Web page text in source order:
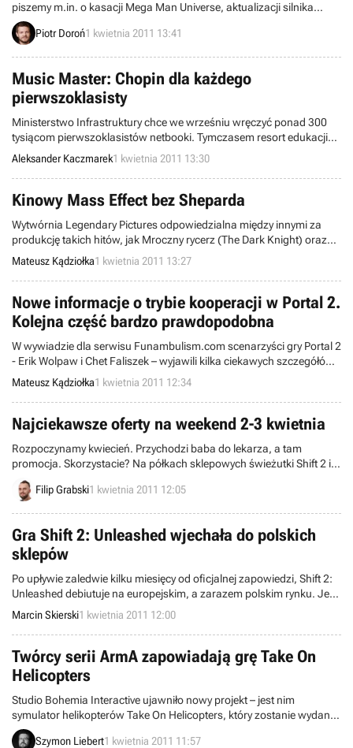
piszemy m.in. o kasacji Mega Man Universe, aktualizacji silnika
graficznego Age of Conan, eksploracji w Batman: Arkham City, a
także nowej wersji bestsellerowego Minecrafta. Zapraszamy do
Piotr Doroń1 kwietnia 2011 13:41
Music Master: Chopin dla każdego
pierwszoklasisty
Ministerstwo Infrastruktury chce we wrześniu wręczyć ponad 300
tysiącom pierwszoklasistów netbooki. Tymczasem resort edukacji
głowi się nad tym, jakie oprogramowanie preinstalować na
urządzeniach. Duże szanse ma ubiegłoroczna produkcja studia
Bloober Team. Gra Music Master: Chopin może pomóc uczniom w
rozwoju zdolności muzycznych, a także pogłębieniu wiedzy ogólnej.
Aleksander Kaczmarek1 kwietnia 2011 13:30
Kinowy Mass Effect bez Sheparda
Wytwórnia Legendary Pictures odpowiedzialna między innymi za
produkcję takich hitów, jak Mroczny rycerz (The Dark Knight) oraz
300, ujawniła dzisiaj kilka ciekawych szczegółów dotyczących
ekranizacji serii gier Mass Effect, autorstwa firmy BioWare.
Ciekawostką jest, że w filmie najprawdopodobniej nie ujrzymy
Sheparda.
Mateusz Kądziołka1 kwietnia 2011 13:27
Nowe informacje o trybie kooperacji w Portal 2.
Kolejna część bardzo prawdopodobna
W wywiadzie dla serwisu Funambulism.com scenarzyści gry Portal 2
- Erik Wolpaw i Chet Faliszek – wyjawili kilka ciekawych szczegółów
dotyczących trybu współpracy w nadchodzącej grze studia Valve.
Oprócz tego, z rozmowy można wywnioskować, że powstanie
trzeciej część przygód Chell jest niemal pewne.
Mateusz Kądziołka1 kwietnia 2011 12:34
Najciekawsze oferty na weekend 2-3 kwietnia
Rozpoczynamy kwiecień. Przychodzi baba do lekarza, a tam
promocja. Skorzystacie? Na półkach sklepowych świeżutki Shift 2 i
kilkanaście innych ciekawych propozycji.
Filip Grabski1 kwietnia 2011 12:05
Gra Shift 2: Unleashed wjechała do polskich
sklepów
Po upływie zaledwie kilku miesięcy od oficjalnej zapowiedzi, Shift 2:
Unleashed debiutuje na europejskim, a zarazem polskim rynku. Jest
to kontynuacja wydanej w 2009 roku gry wyścigowej, wchodzącej w
skład serii Need for Speed.
Marcin Skierski1 kwietnia 2011 12:00
Twórcy serii ArmA zapowiadają grę Take On
Helicopters
Studio Bohemia Interactive ujawniło nowy projekt – jest nim
symulator helikopterów Take On Helicopters, który zostanie wydany
pod koniec roku. Producent znany z Operation Flashpoint: Cold War
Crisis i serii ArmA specjalizuje się w tworzeniu realistycznych tytułów,
Szymon Liebert1 kwietnia 2011 11:57